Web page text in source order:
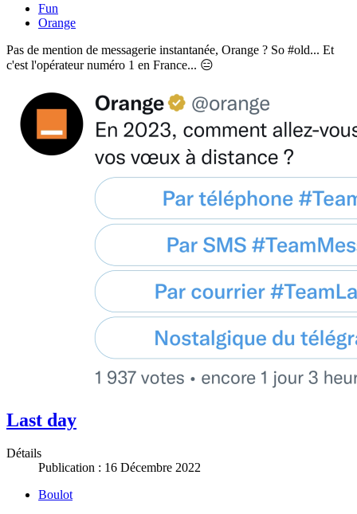
Fun
Orange
Pas de mention de messagerie instantanée, Orange ? So #old... Et
c'est l'opérateur numéro 1 en France... 😑
Last day
Détails
Publication : 16 Décembre 2022
Boulot